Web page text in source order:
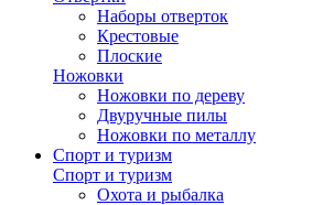
Наборы отверток
Крестовые
Плоские
Ножовки
Ножовки по дереву
Двуручные пилы
Ножовки по металлу
Спорт и туризм
Спорт и туризм
Охота и рыбалка